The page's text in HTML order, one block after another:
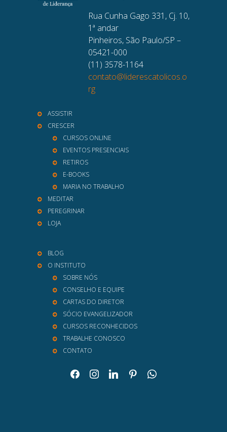
Rua Cunha Gago 331, Cj. 10,
1ª andar
Pinheiros, São Paulo/SP –
05421-000
(11) 3578-1164
contato@liderescatolicos.o
rg
ASSISTIR
CRESCER
CURSOS ONLINE
EVENTOS PRESENCIAIS
RETIROS
E-BOOKS
MARIA NO TRABALHO
MEDITAR
PEREGRINAR
LOJA
BLOG
O INSTITUTO
SOBRE NÓS
CONSELHO E EQUIPE
CARTAS DO DIRETOR
SÓCIO EVANGELIZADOR
CURSOS RECONHECIDOS
TRABALHE CONOSCO
CONTATO
facebookinstagramlinkedinpinterestwhatsapp